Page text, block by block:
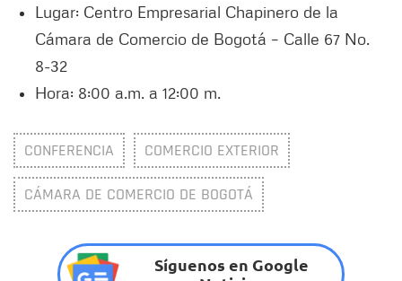
Lugar: Centro Empresarial Chapinero de la
Cámara de Comercio de Bogotá – Calle 67 No.
8-32
Hora: 8:00 a.m. a 12:00 m.
CONFERENCIA COMERCIO EXTERIOR
CÁMARA DE COMERCIO DE BOGOTÁ
Síguenos en Google